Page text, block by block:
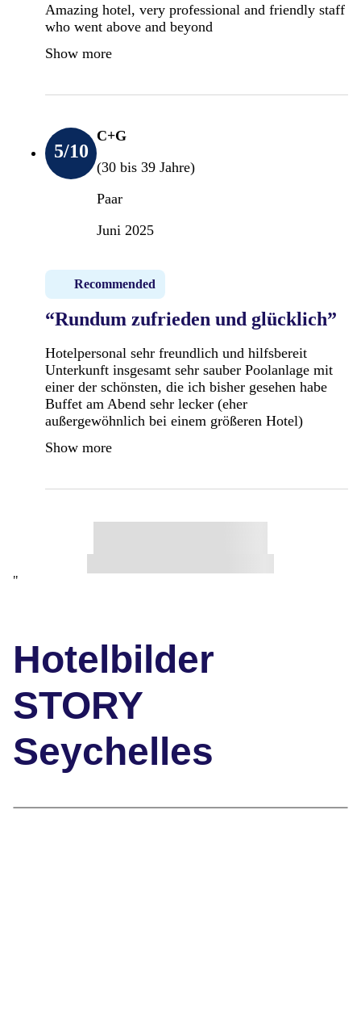
Amazing hotel, very professional and friendly staff
who went above and beyond
Show more
5/10
C+G
(30 bis 39 Jahre)
Paar
Juni 2025
Recommended
“Rundum zufrieden und glücklich”
Hotelpersonal sehr freundlich und hilfsbereit
Unterkunft insgesamt sehr sauber Poolanlage mit
einer der schönsten, die ich bisher gesehen habe
Buffet am Abend sehr lecker (eher
außergewöhnlich bei einem größeren Hotel)
Show more
"
Hotelbilder
STORY
Seychelles